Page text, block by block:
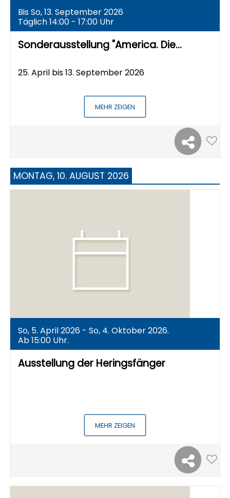
Bis So, 13. September 2026
Täglich 14:00 - 17:00 Uhr
Sonderausstellung "America. Die…
25. April bis 13. September 2026
MEHR ZEIGEN
MONTAG, 10. AUGUST 2026
So, 5. April 2026 - So, 4. Oktober 2026.
Ab 15:00 Uhr.
Ausstellung der Heringsfänger
MEHR ZEIGEN